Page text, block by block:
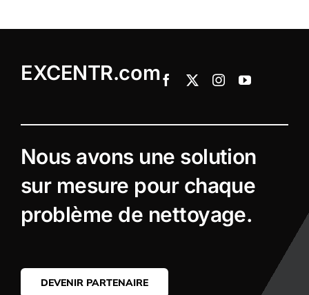
EXCENTR.com
Nous avons une solution
sur mesure pour chaque
problème de nettoyage.
DEVENIR PARTENAIRE